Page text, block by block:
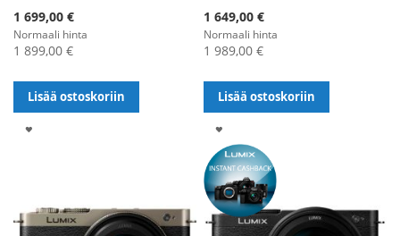
Alennushinta
1 699,00 €
Normaali hinta
1 899,00 €
Lisää ostoskoriin
Alennushinta
1 649,00 €
Normaali hinta
1 989,00 €
Lisää ostoskoriin
TOIVELISTALLE